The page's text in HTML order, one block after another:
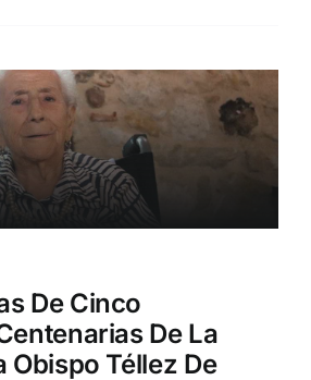
De Cinco
De La
Obispo Téllez De